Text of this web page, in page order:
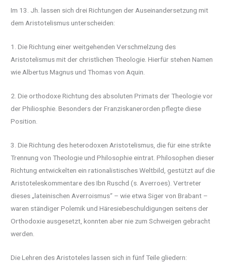
Im 13. Jh. lassen sich drei Richtungen der Auseinandersetzung mit
dem Aristotelismus unterscheiden:
1. Die Richtung einer weitgehenden Verschmelzung des
Aristotelismus mit der christlichen Theologie. Hierfür stehen Namen
wie Albertus Magnus und Thomas von Aquin.
2. Die orthodoxe Richtung des absoluten Primats der Theologie vor
der Philiosphie. Besonders der Franziskanerorden pflegte diese
Position.
3. Die Richtung des heterodoxen Aristotelismus, die für eine strikte
Trennung von Theologie und Philosophie eintrat. Philosophen dieser
Richtung entwickelten ein rationalistisches Weltbild, gestützt auf die
Aristoteleskommentare des Ibn Ruschd (s. Averroes). Vertreter
dieses „lateinischen Averroismus“ – wie etwa Siger von Brabant –
waren ständiger Polemik und Häresiebeschuldigungen seitens der
Orthodoxie ausgesetzt, konnten aber nie zum Schweigen gebracht
werden.
Die Lehren des Aristoteles lassen sich in fünf Teile gliedern: